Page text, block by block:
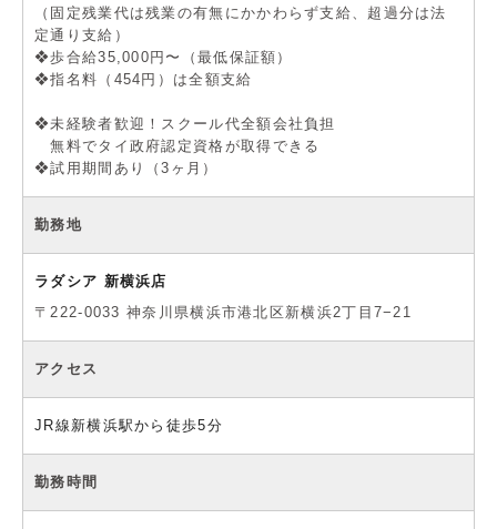
（固定残業代は残業の有無にかかわらず支給、超過分は法
定通り支給）
❖歩合給35,000円〜（最低保証額）
❖指名料（454円）は全額支給
❖未経験者歓迎！スクール代全額会社負担
無料でタイ政府認定資格が取得できる
❖試用期間あり（3ヶ月）
勤務地
ラダシア 新横浜店
〒222-0033 神奈川県横浜市港北区新横浜2丁目7−21
アクセス
JR線新横浜駅から徒歩5分
勤務時間